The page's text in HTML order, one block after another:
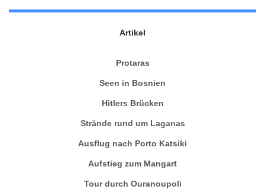
Artikel
Protaras
Seen in Bosnien
Hitlers Brücken
Strände rund um Laganas
Ausflug nach Porto Katsiki
Aufstieg zum Mangart
Tour durch Ouranoupoli